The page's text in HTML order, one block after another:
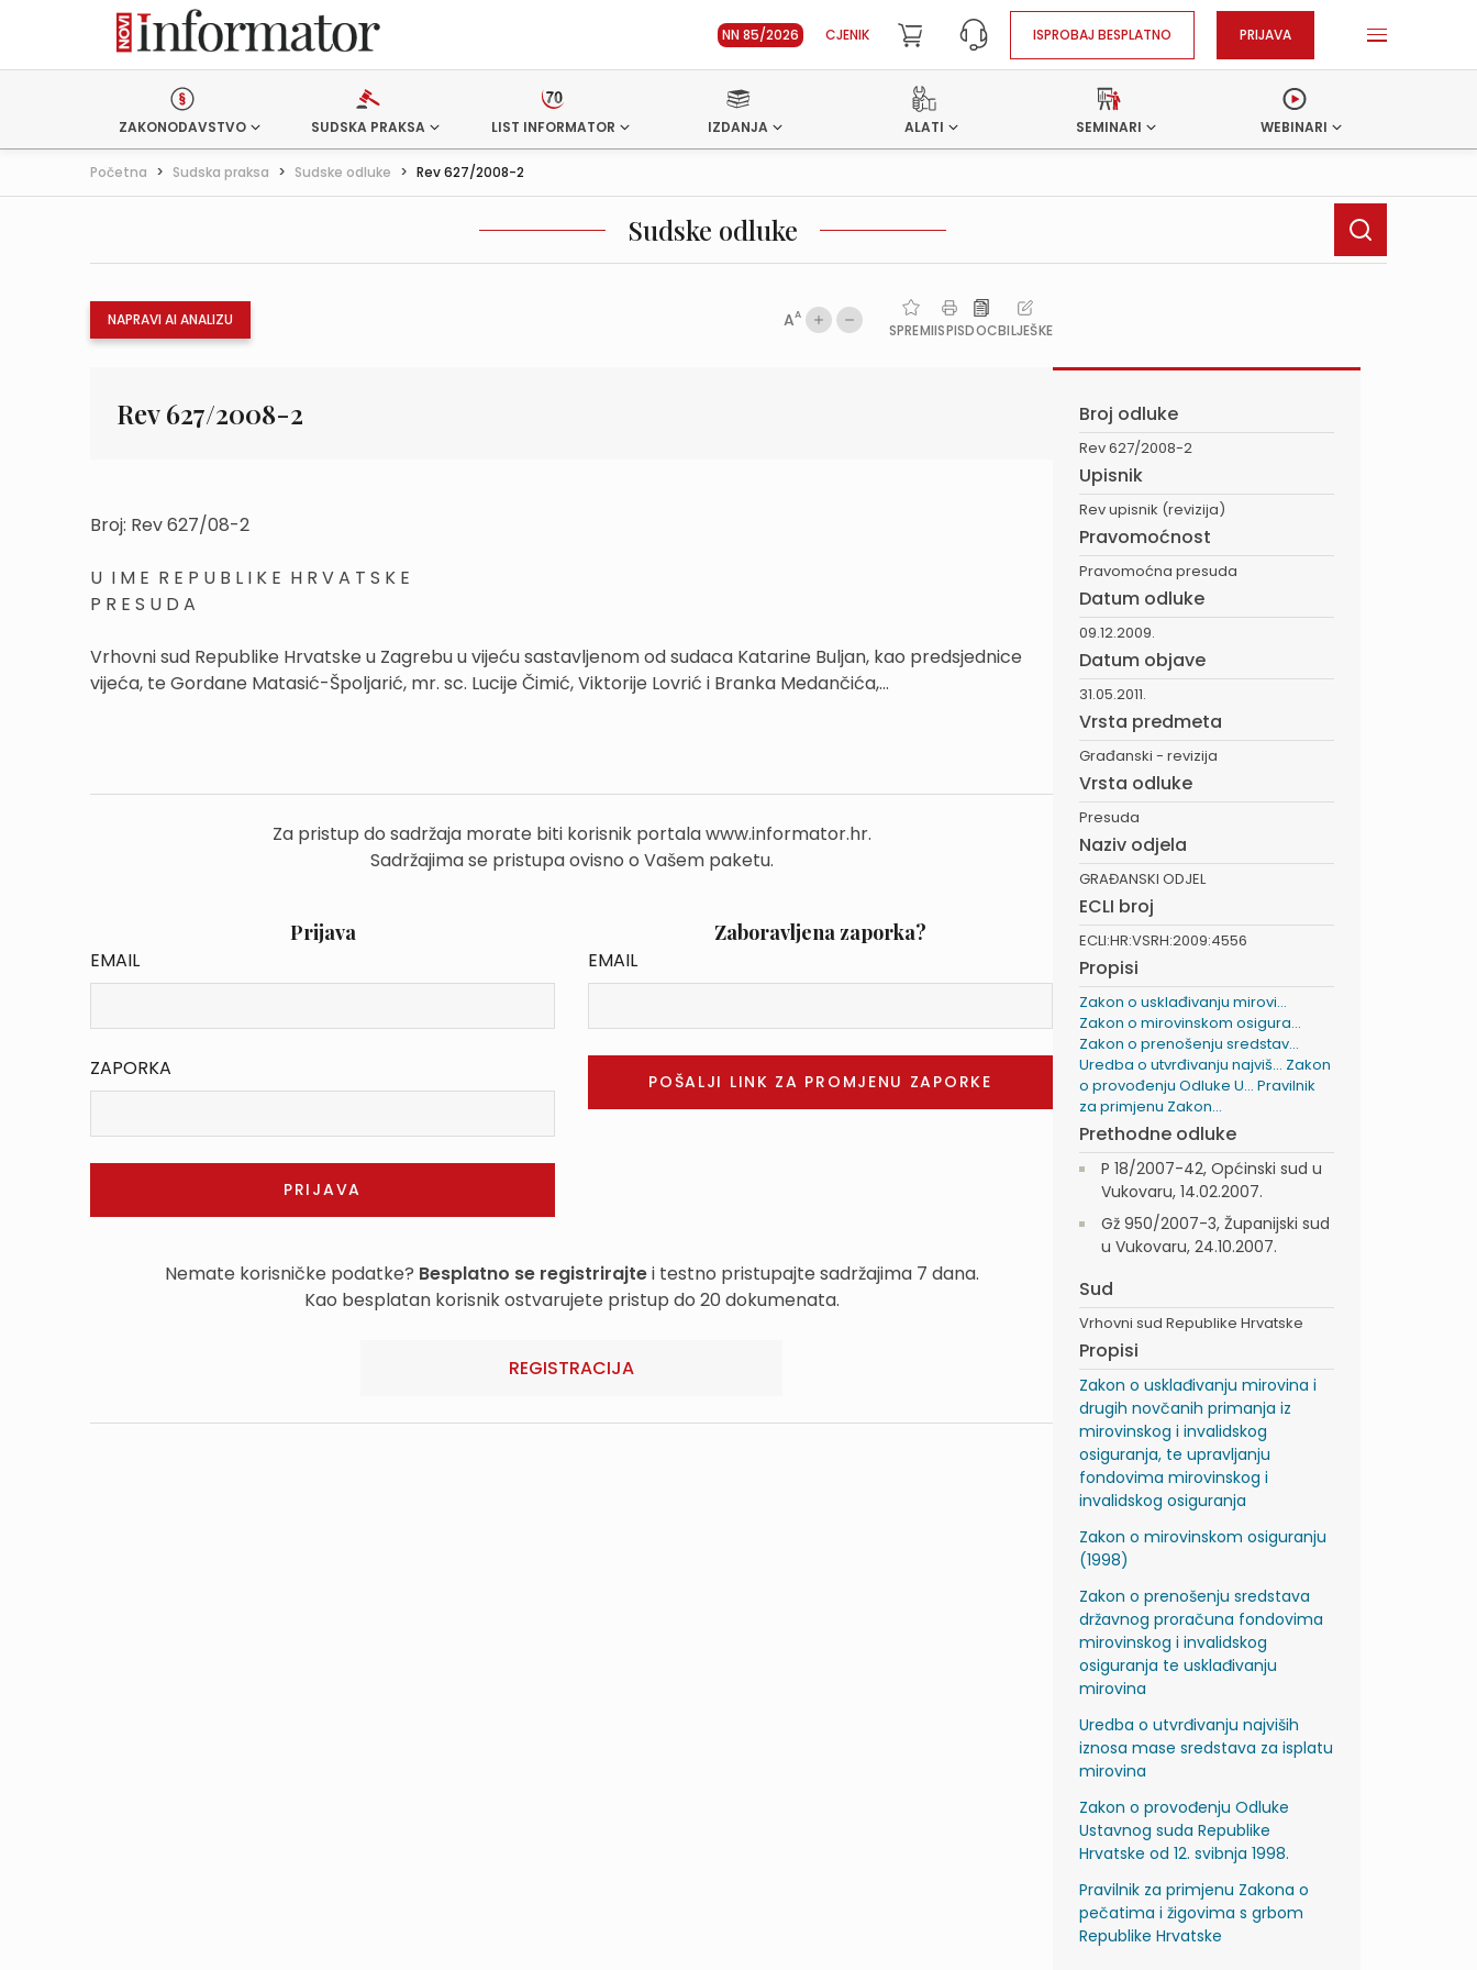
NN 85/2026 CJENIK ISPROBAJ BESPLATNO PRIJAVA
ZAKONODAVSTVO SUDSKA PRAKSA LIST INFORMATOR IZDANJA ALATI SEMINARI WEBINARI
Početna > Sudska praksa > Sudske odluke > Rev 627/2008-2
Sudske odluke
NAPRAVI AI ANALIZU AA
SPREMIISPISDOCBILJEŠKE
Rev 627/2008-2
Broj: Rev 627/08-2
U I M E R E P U B L I K E H R V A T S K E
P R E S U D A
Vrhovni sud Republike Hrvatske u Zagrebu u vijeću sastavljenom od sudaca Katarine Buljan, kao predsjednice
vijeća, te Gordane Matasić-Špoljarić, mr. sc. Lucije Čimić, Viktorije Lovrić i Branka Medančića,...
Za pristup do sadržaja morate biti korisnik portala www.informator.hr.
Sadržajima se pristupa ovisno o Vašem paketu.
Prijava
EMAIL
ZAPORKA
Zaboravljena zaporka?
EMAIL
Nemate korisničke podatke? Besplatno se registrirajtei testno pristupajte sadržajima 7 dana.
Kao besplatan korisnik ostvarujete pristup do 20 dokumenata.
REGISTRACIJA
Broj odluke
Rev 627/2008-2
Upisnik
Rev upisnik (revizija)
Pravomoćnost
Pravomoćna presuda
Datum odluke
09.12.2009.
Datum objave
31.05.2011.
Vrsta predmeta
Građanski - revizija
Vrsta odluke
Presuda
Naziv odjela
GRAĐANSKI ODJEL
ECLI broj
ECLI:HR:VSRH:2009:4556
Propisi
Zakon o usklađivanju mirovi...
Zakon o mirovinskom osigura...
Zakon o prenošenju sredstav...
Uredba o utvrđivanju najviš... Zakon
o provođenju Odluke U... Pravilnik
za primjenu Zakon...
Prethodne odluke
P 18/2007-42, Općinski sud u
Vukovaru, 14.02.2007.
Gž 950/2007-3, Županijski sud
u Vukovaru, 24.10.2007.
Sud
Vrhovni sud Republike Hrvatske
Propisi
Zakon o usklađivanju mirovina i
drugih novčanih primanja iz
mirovinskog i invalidskog
osiguranja, te upravljanju
fondovima mirovinskog i
invalidskog osiguranja
Zakon o mirovinskom osiguranju
(1998)
Zakon o prenošenju sredstava
državnog proračuna fondovima
mirovinskog i invalidskog
osiguranja te usklađivanju
mirovina
Uredba o utvrđivanju najviših
iznosa mase sredstava za isplatu
mirovina
Zakon o provođenju Odluke
Ustavnog suda Republike
Hrvatske od 12. svibnja 1998.
Pravilnik za primjenu Zakona o
pečatima i žigovima s grbom
Republike Hrvatske